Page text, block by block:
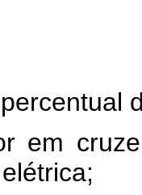
em